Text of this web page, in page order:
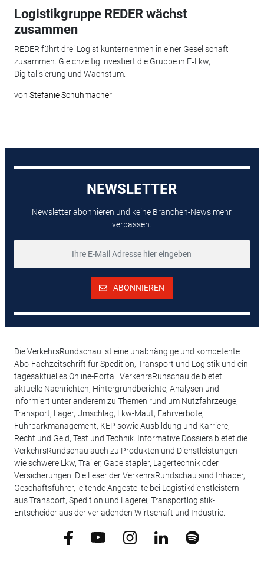
Logistikgruppe REDER wächst
zusammen
REDER führt drei Logistikunternehmen in einer Gesellschaft
zusammen. Gleichzeitig investiert die Gruppe in E‑Lkw,
Digitalisierung und Wachstum.
von Stefanie Schuhmacher
NEWSLETTER
Newsletter abonnieren und keine Branchen-News mehr
verpassen.
ABONNIEREN
Die VerkehrsRundschau ist eine unabhängige und kompetente
Abo-Fachzeitschrift für Spedition, Transport und Logistik und ein
tagesaktuelles Online-Portal. VerkehrsRunschau.de bietet
aktuelle Nachrichten, Hintergrundberichte, Analysen und
informiert unter anderem zu Themen rund um Nutzfahrzeuge,
Transport, Lager, Umschlag, Lkw-Maut, Fahrverbote,
Fuhrparkmanagement, KEP sowie Ausbildung und Karriere,
Recht und Geld, Test und Technik. Informative Dossiers bietet die
VerkehrsRundschau auch zu Produkten und Dienstleistungen
wie schwere Lkw, Trailer, Gabelstapler, Lagertechnik oder
Versicherungen. Die Leser der VerkehrsRundschau sind Inhaber,
Geschäftsführer, leitende Angestellte bei Logistikdienstleistern
aus Transport, Spedition und Lagerei, Transportlogistik-
Entscheider aus der verladenden Wirtschaft und Industrie.